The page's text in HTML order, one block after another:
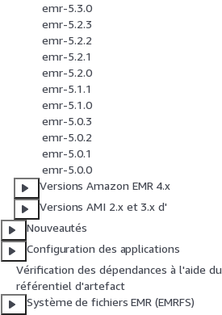
emr-5.3.0
emr-5.2.3
emr-5.2.2
emr-5.2.1
emr-5.2.0
emr-5.1.1
emr-5.1.0
emr-5.0.3
emr-5.0.2
emr-5.0.1
emr-5.0.0
Versions Amazon EMR 4.x
Versions AMI 2.x et 3.x d'
Nouveautés
Configuration des applications
Vérification des dépendances à l'aide du
référentiel d'artefact
Système de fichiers EMR (EMRFS)